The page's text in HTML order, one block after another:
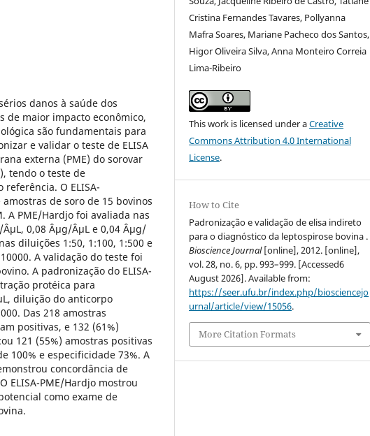
danos à saúde dos
de maior impacto econômico,
são fundamentais para
e validar o teste de ELISA
externa (PME) do sorovar
tendo o teste de
referência. O ELISA-
de soro de 15 bovinos
A PME/Hardjo foi avaliada nas
0,08 Âµg/ÂµL e 0,04 Âµg/
diluições 1:50, 1:100, 1:500 e
A validação do teste foi
A padronização do ELISA-
protéica para
diluição do anticorpo
Das 218 amostras
positivas, e 132 (61%)
121 (55%) amostras positivas
100% e especificidade 73%. A
concordância de
ELISA-PME/Hardjo mostrou
como exame de
Cristina Fernandes Tavares, Pollyanna
Mafra Soares, Mariane Pacheco dos Santos,
Higor Oliveira Silva, Anna Monteiro Correia
Lima-Ribeiro
This work is licensed under aCreative
Commons Attribution 4.0 International
License.
How to Cite
Padronização e validação de elisa indireto
para o diagnóstico da leptospirose bovina .
Bioscience Journal[online], 2012. [online],
vol. 28, no. 6, pp. 993–999. [Accessed6
August 2026]. Available from:
https://seer.ufu.br/index.php/biosciencejo
urnal/article/view/15056.
More Citation Formats